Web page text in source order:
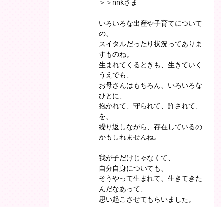
＞＞nnkさま
いろいろな出産や子育てについて
の、
スイタルだったり状況ってありま
すものね。
生まれてくるときも、生きていく
うえでも、
お母さんはもちろん、いろいろな
ひとに、
抱かれて、守られて、許されて、
を、
繰り返しながら、存在しているの
かもしれませんね。
我が子だけじゃなくて、
自分自身についても、
そうやって生まれて、生きてきた
んだなあって、
思い起こさせてもらいました。